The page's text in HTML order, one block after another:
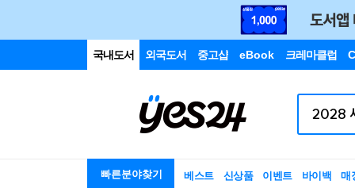
국내도서 외국도서 중고샵 eBook 크레마클럽
빠른분야찾기 베스트 신상품 이벤트 바이백 매